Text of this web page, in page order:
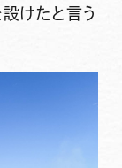
けたと言う